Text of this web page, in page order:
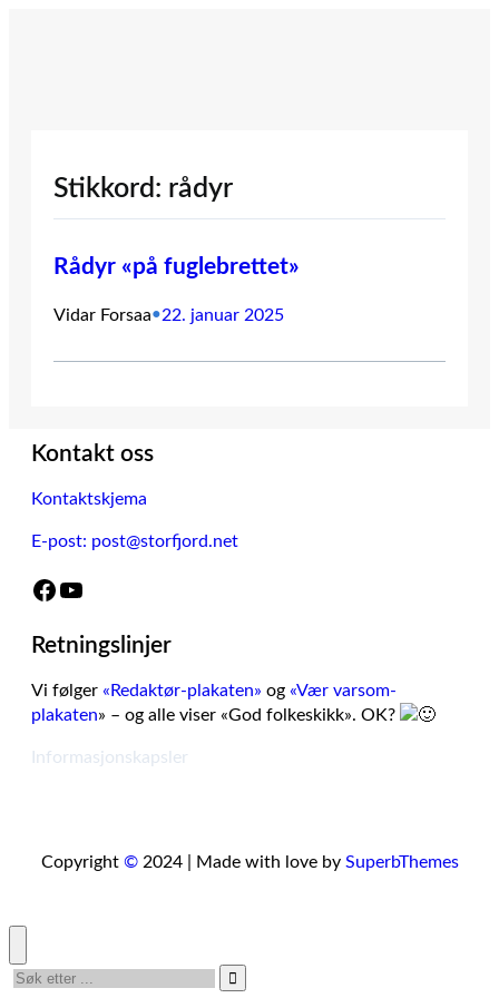
Stikkord: rådyr
Rådyr «på fuglebrettet»
Vidar Forsaa•22. januar 2025
Kontakt oss
Kontaktskjema
E-post: post@storfjord.net
Facebook YouTube
Retningslinjer
Vi følger «Redaktør-plakaten» og «Vær varsom-
plakaten» – og alle viser «God folkeskikk». OK?
Informasjonskapsler
Copyright ©2024 | Made with love by SuperbThemes